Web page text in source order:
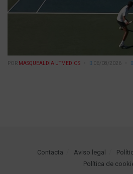
POR MASQUEALDIA UTMEDIOS 06/08/2026
Contacta Aviso legal
Política de